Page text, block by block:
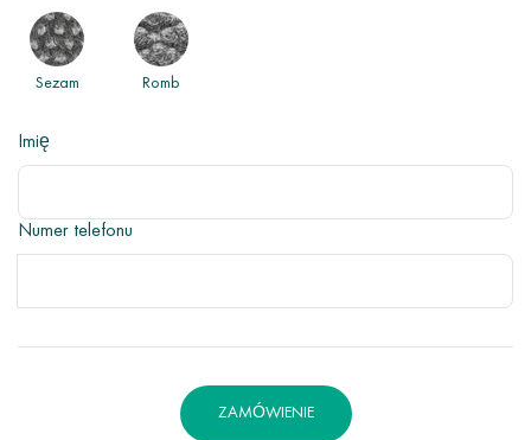
Sezam Romb
Imię
Numer telefonu
ZAMÓWIENIE